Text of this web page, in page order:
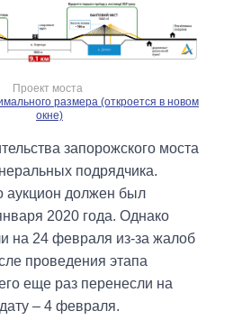
Проект моста
размера (откроется в новом
окне)
запорожского моста
подрядчика.
аукцион должен был
2020 года. Однако
на 24 февраля из-за жалоб
проведения этапа
еще раз перенесли на
– 4 февраля.